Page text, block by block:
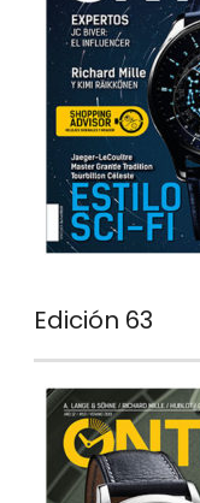
Edición 63